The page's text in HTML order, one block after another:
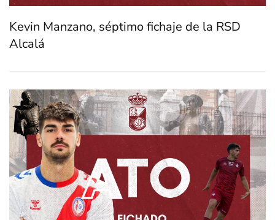
Kevin Manzano, séptimo fichaje de la RSD
Alcalá